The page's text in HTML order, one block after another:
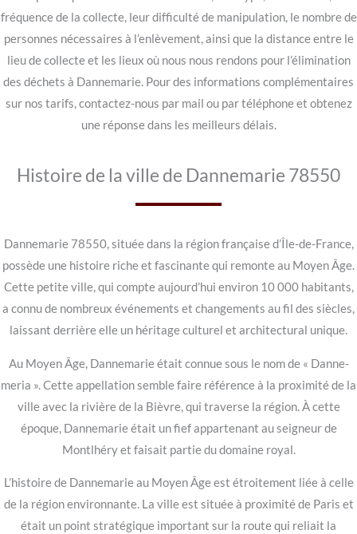
fréquence de la collecte, leur difficulté de manipulation, le nombre de
personnes nécessaires à l’enlèvement, ainsi que la distance entre le
lieu de collecte et les lieux où nous nous rendons pour l’élimination
des déchets à Dannemarie. Pour des informations complémentaires
sur nos tarifs, contactez-nous par mail ou par téléphone et obtenez
une réponse dans les meilleurs délais.
Histoire de la ville de Dannemarie 78550
Dannemarie 78550, située dans la région française d’Île-de-France,
possède une histoire riche et fascinante qui remonte au Moyen Âge.
Cette petite ville, qui compte aujourd’hui environ 10 000 habitants,
a connu de nombreux événements et changements au fil des siècles,
laissant derrière elle un héritage culturel et architectural unique.
Au Moyen Âge, Dannemarie était connue sous le nom de « Danne-
meria ». Cette appellation semble faire référence à la proximité de la
ville avec la rivière de la Bièvre, qui traverse la région. À cette
époque, Dannemarie était un fief appartenant au seigneur de
Montlhéry et faisait partie du domaine royal.
L’histoire de Dannemarie au Moyen Âge est étroitement liée à celle
de la région environnante. La ville est située à proximité de Paris et
était un point stratégique important sur la route qui reliait la